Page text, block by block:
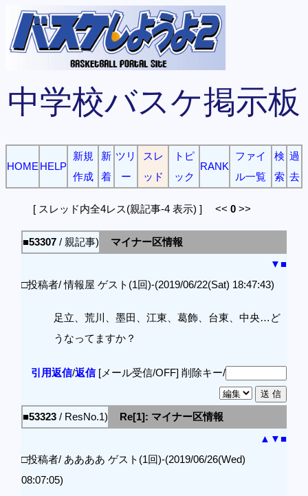
中学校バスケ掲示板
HOME HELP
新規
作成
新
着
ツリ
ー
スレ
ッド
トピ
ック
RANK
ファイ
ル一覧
検
索
過
去
[ スレッド内全4レス(親記事-4 表示) ] << 0 >>
■53307 / 親記事)
マイナー区情報
▼■
□投稿者/ 情報屋 ゲスト(1回)-(2019/06/22(Sat) 18:47:43)
足立、荒川、墨田、江東、葛飾、台東、中央…ど
うなってますか？
引用返信/返信[メール受信/OFF] 削除キー/
■53323 / ResNo.1)
Re[1]: マイナー区情報
▲ ▼■
□投稿者/ ああああ ゲスト(1回)-(2019/06/26(Wed)
08:07:05)